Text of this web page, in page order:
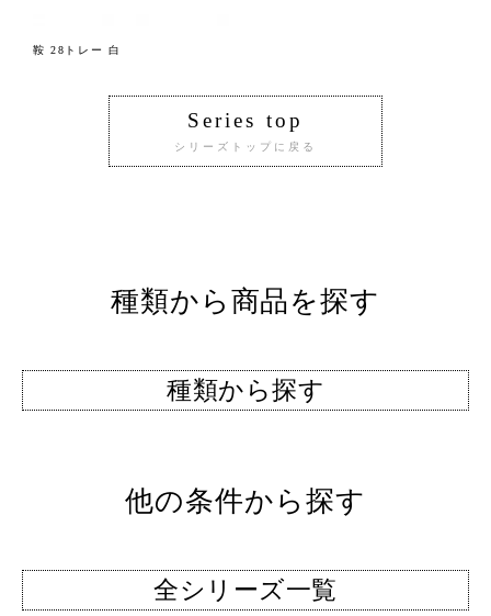
鞍 28トレー 白
Series top
シリーズトップに戻る
種類から商品を探す
種類から探す
他の条件から探す
全シリーズ一覧